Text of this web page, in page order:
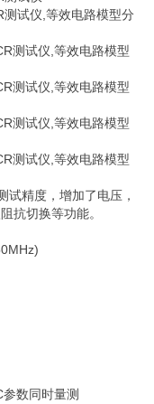
试仪,等效电路模型分
测试仪,等效电路模型
测试仪,等效电路模型
测试仪,等效电路模型
测试仪,等效电路模型
试精度，增加了电压，
抗切换等功能。
数同时量测